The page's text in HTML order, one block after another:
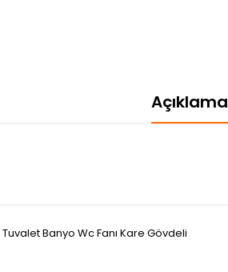
Açıklama
Tuvalet Banyo Wc Fanı Kare Gövdeli